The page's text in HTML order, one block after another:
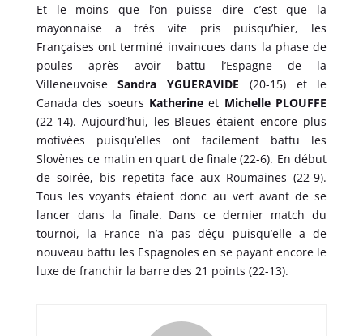
Et le moins que l’on puisse dire c’est que la
mayonnaise a très vite pris puisqu’hier, les
Françaises ont terminé invaincues dans la phase de
poules après avoir battu l’Espagne de la
VilleneuvoiseSandra YGUERAVIDE (20-15) et le
Canada des soeurs Katherine et Michelle PLOUFFE
(22-14). Aujourd’hui, les Bleues étaient encore plus
motivées puisqu’elles ont facilement battu les
Slovènes ce matin en quart de finale (22-6). En début
de soirée, bis repetita face aux Roumaines (22-9).
Tous les voyants étaient donc au vert avant de se
lancer dans la finale. Dans ce dernier match du
tournoi, la France n’a pas déçu puisqu’elle a de
nouveau battu les Espagnoles en se payant encore le
luxe de franchir la barre des 21 points (22-13).